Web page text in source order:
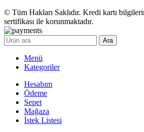
© Tüm Hakları Saklıdır. Kredi kartı
sertifikası ile korunmaktadır.
Ara
Menü
Kategoriler
Hesabım
Ödeme
Sepet
Mağaza
İstek Listesi